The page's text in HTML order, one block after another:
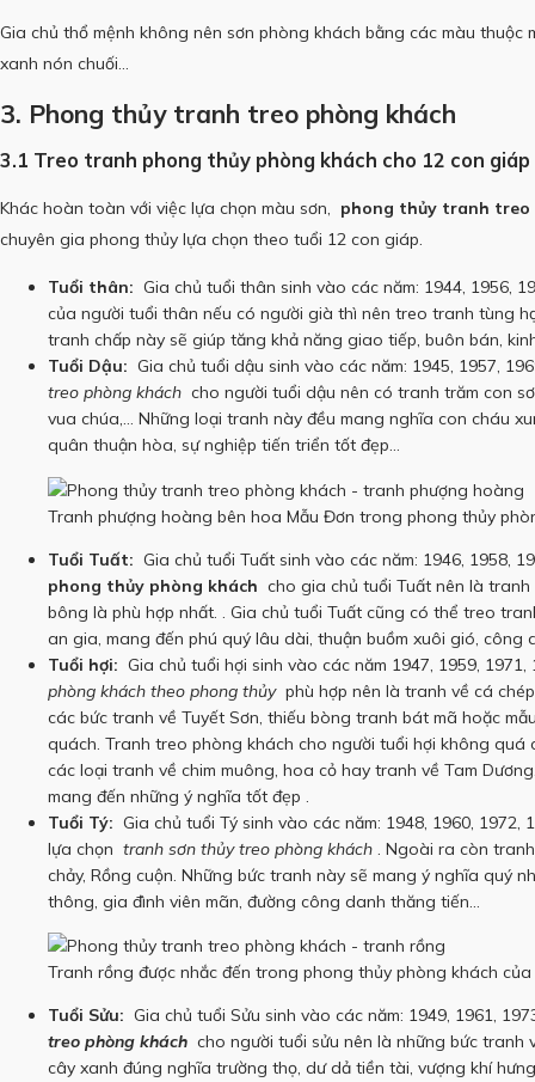
Gia chủ thổ mệnh không nên sơn phòng khách bằng các màu thuộc
xanh nón chuối…
3. Phong thủy tranh treo phòng khách
3.1 Treo tranh phong thủy phòng khách cho 12 con giáp
Khác hoàn toàn với việc lựa chọn màu sơn, phong thủy tranh treo
chuyên gia phong thủy lựa chọn theo tuổi 12 con giáp.
Tuổi thân: Gia chủ tuổi thân sinh vào các năm: 1944, 1956,
của người tuổi thân nếu có người già thì nên treo tranh tùng
tranh chấp này sẽ giúp tăng khả năng giao tiếp, buôn bán,
Tuổi Dậu: Gia chủ tuổi dậu sinh vào các năm: 1945, 1957,
treo phòng khách cho người tuổi dậu nên có tranh trăm con
vua chúa,… Những loại tranh này đều mang nghĩa con cháu
quân thuận hòa, sự nghiệp tiến triển tốt đẹp…
Tranh phượng hoàng bên hoa Mẫu Đơn trong phong thủy
Tuổi Tuất: Gia chủ tuổi Tuất sinh vào các năm: 1946, 1958,
phong thủy phòng khách cho gia chủ tuổi Tuất nên là
bông là phù hợp nhất. . Gia chủ tuổi Tuất cũng có thể treo
an gia, mang đến phú quý lâu dài, thuận buồm xuôi gió, công
Tuổi hợi: Gia chủ tuổi hợi sinh vào các năm 1947, 1959,
phòng khách theo phong thủyphù hợp nên là tranh về cá
các bức tranh về Tuyết Sơn, thiếu bòng tranh bát mã hoặc
quách. Tranh treo phòng khách cho người tuổi hợi không quá
các loại tranh về chim muông, hoa cỏ hay tranh về Tam
mang đến những ý nghĩa tốt đẹp .
Tuổi Tý: Gia chủ tuổi Tý sinh vào các năm: 1948, 1960, 1972,
lựa chọn tranh sơn thủy treo phòng khách . Ngoài ra còn
chảy, Rồng cuộn. Những bức tranh này sẽ mang ý nghĩa quý
thông, gia đình viên mãn, đường công danh thăng tiến…
Tranh rồng được nhắc đến trong phong thủy phòng khách
Tuổi Sửu: Gia chủ tuổi Sửu sinh vào các năm: 1949, 1961,
treo phòng khách cho người tuổi sửu nên là những bức tranh
cây xanh đúng nghĩa trường thọ, dư dả tiền tài, vượng khí